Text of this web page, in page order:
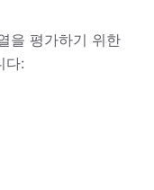
을 평가하기 위한
다: